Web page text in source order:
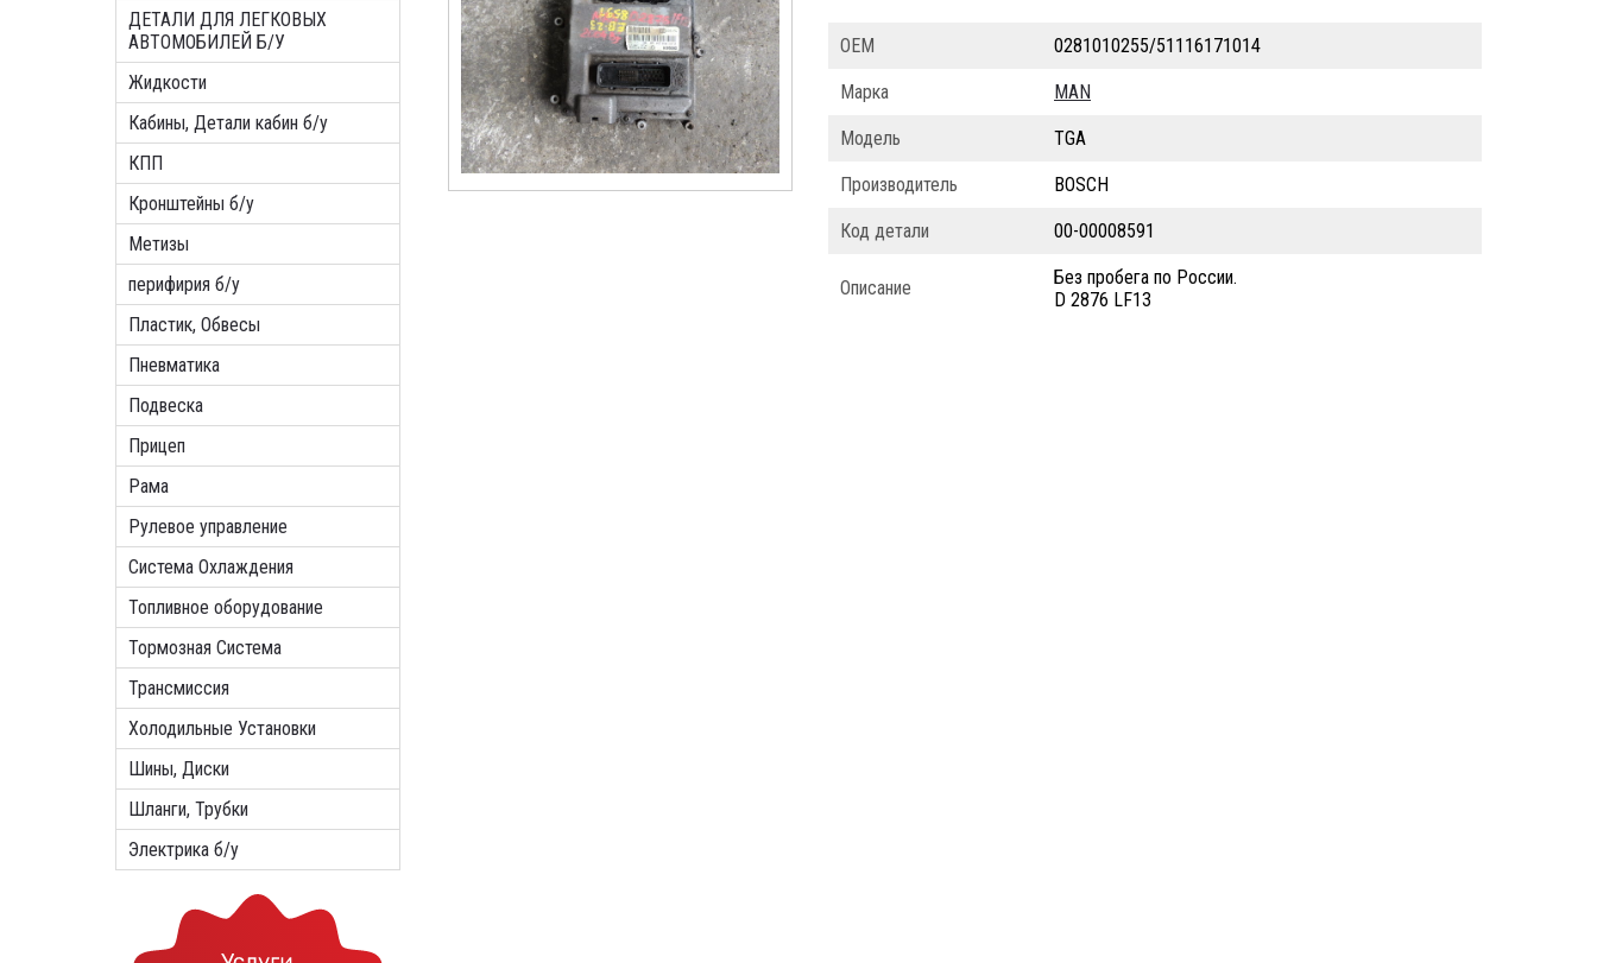
ДЕТАЛИ ДЛЯ ЛЕГКОВЫХ
АВТОМОБИЛЕЙ Б/У
Жидкости
Кабины, Детали кабин б/у
КПП
Кронштейны б/у
Метизы
перифирия б/у
Пластик, Обвесы
Пневматика
Подвеска
Прицеп
Рама
Рулевое управление
Система Охлаждения
Топливное оборудование
Тормозная Система
Трансмиссия
Холодильные Установки
Шины, Диски
Шланги, Трубки
Электрика б/у
ОЕМ 0281010255/51116171014
Марка MAN
Модель TGA
Производитель BOSCH
Код детали 00-00008591
Описание
Без пробега по России.
D 2876 LF13